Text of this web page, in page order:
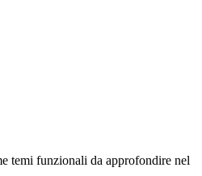
temi funzionali da approfondire nel